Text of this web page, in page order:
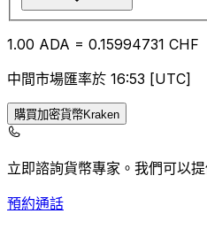
1.00 ADA = 0.15994731 CHF
中間市場匯率於 16:53 [UTC]
購買加密貨幣Kraken
立即諮詢貨幣專家。 我們可以
預約通話